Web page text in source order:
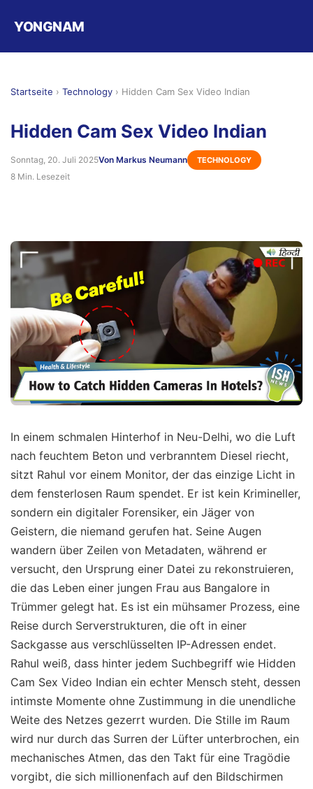
YONGNAM
Startseite › Technology › Hidden Cam Sex Video Indian
Hidden Cam Sex Video Indian
Sonntag, 20. Juli 2025Von Markus Neumann TECHNOLOGY
8 Min. Lesezeit
In einem schmalen Hinterhof in Neu-Delhi, wo die Luft
nach feuchtem Beton und verbranntem Diesel riecht,
sitzt Rahul vor einem Monitor, der das einzige Licht in
dem fensterlosen Raum spendet. Er ist kein Krimineller,
sondern ein digitaler Forensiker, ein Jäger von
Geistern, die niemand gerufen hat. Seine Augen
wandern über Zeilen von Metadaten, während er
versucht, den Ursprung einer Datei zu rekonstruieren,
die das Leben einer jungen Frau aus Bangalore in
Trümmer gelegt hat. Es ist ein mühsamer Prozess, eine
Reise durch Serverstrukturen, die oft in einer
Sackgasse aus verschlüsselten IP-Adressen endet.
Rahul weiß, dass hinter jedem Suchbegriff wie Hidden
Cam Sex Video Indian ein echter Mensch steht, dessen
intimste Momente ohne Zustimmung in die unendliche
Weite des Netzes gezerrt wurden. Die Stille im Raum
wird nur durch das Surren der Lüfter unterbrochen, ein
mechanisches Atmen, das den Takt für eine Tragödie
vorgibt, die sich millionenfach auf den Bildschirmen